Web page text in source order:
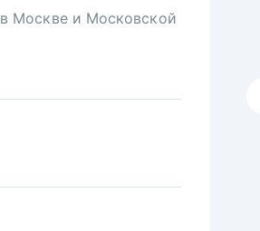
Москве и Московской
федеральной сети